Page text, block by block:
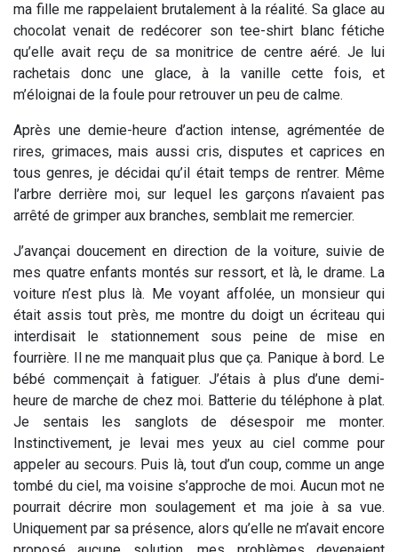
ma fille me rappelaient brutalement à la réalité. Sa glace au
chocolat venait de redécorer son tee-shirt blanc fétiche
qu’elle avait reçu de sa monitrice de centre aéré. Je lui
rachetais donc une glace, à la vanille cette fois, et
m’éloignai de la foule pour retrouver un peu de calme.
Après une demie-heure d’action intense, agrémentée de
rires, grimaces, mais aussi cris, disputes et caprices en
tous genres, je décidai qu’il était temps de rentrer. Même
l’arbre derrière moi, sur lequel les garçons n’avaient pas
arrêté de grimper aux branches, semblait me remercier.
J’avançai doucement en direction de la voiture, suivie de
mes quatre enfants montés sur ressort, et là, le drame. La
voiture n’est plus là. Me voyant affolée, un monsieur qui
était assis tout près, me montre du doigt un écriteau qui
interdisait le stationnement sous peine de mise en
fourrière. Il ne me manquait plus que ça. Panique à bord. Le
bébé commençait à fatiguer. J’étais à plus d’une demi-
heure de marche de chez moi. Batterie du téléphone à plat.
Je sentais les sanglots de désespoir me monter.
Instinctivement, je levai mes yeux au ciel comme pour
appeler au secours. Puis là, tout d’un coup, comme un ange
tombé du ciel, ma voisine s’approche de moi. Aucun mot ne
pourrait décrire mon soulagement et ma joie à sa vue.
Uniquement par sa présence, alors qu’elle ne m’avait encore